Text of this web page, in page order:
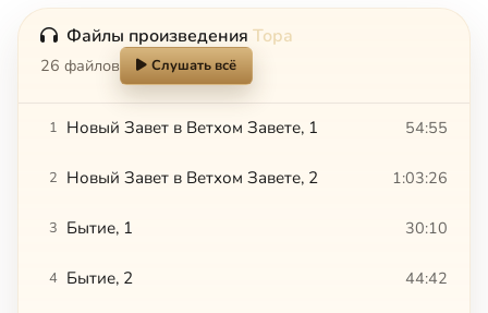
Файлы произведения Тора
26 файлов Слушать всё
1 Новый Завет в Ветхом Завете, 1 54:55
2 Новый Завет в Ветхом Завете, 2 1:03:26
3 Бытие, 1 30:10
4 Бытие, 2 44:42